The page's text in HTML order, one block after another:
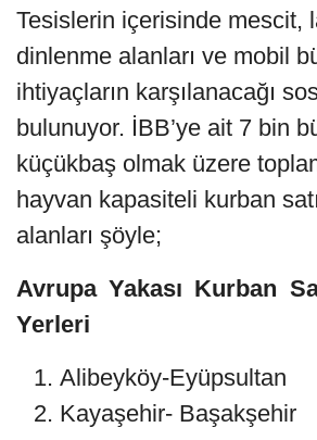
Tesislerin içerisinde mescit,
dinlenme alanları ve mobil
ihtiyaçların karşılanacağı
bulunuyor. İBB’ye ait 7 bin
küçükbaş olmak üzere
hayvan kapasiteli kurban
alanları şöyle;
Avrupa Yakası Kurban
Yerleri
Alibeyköy-Eyüpsultan
Kayaşehir- Başakşehir